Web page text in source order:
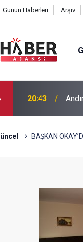
Günün Haberleri Arşiv
20:43
BAŞKAN